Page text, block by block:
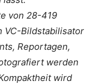
von 28-419
VC-Bildstabilisator
Reportagen,
werden
wird